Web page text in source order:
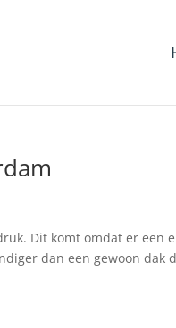
Dit komt omdat er een
dan een gewoon dak